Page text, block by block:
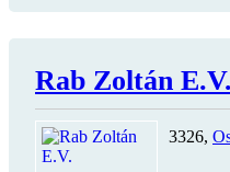
Rab Zoltán E.V.
3326,